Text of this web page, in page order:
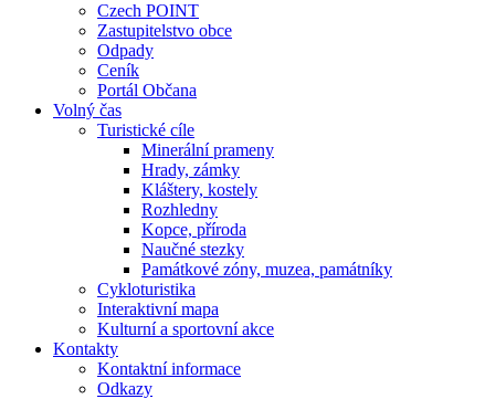
Czech POINT
Zastupitelstvo obce
Odpady
Ceník
Portál Občana
Volný čas
Turistické cíle
Minerální prameny
Hrady, zámky
Kláštery, kostely
Rozhledny
Kopce, příroda
Naučné stezky
Památkové zóny, muzea, památníky
Cykloturistika
Interaktivní mapa
Kulturní a sportovní akce
Kontakty
Kontaktní informace
Odkazy